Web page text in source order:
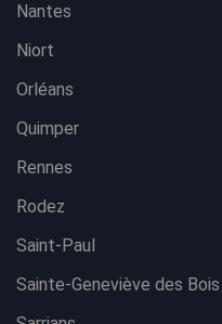
Nantes
Niort
Orléans
Quimper
Rennes
Rodez
Saint-Paul
Sainte-Geneviève des Bois